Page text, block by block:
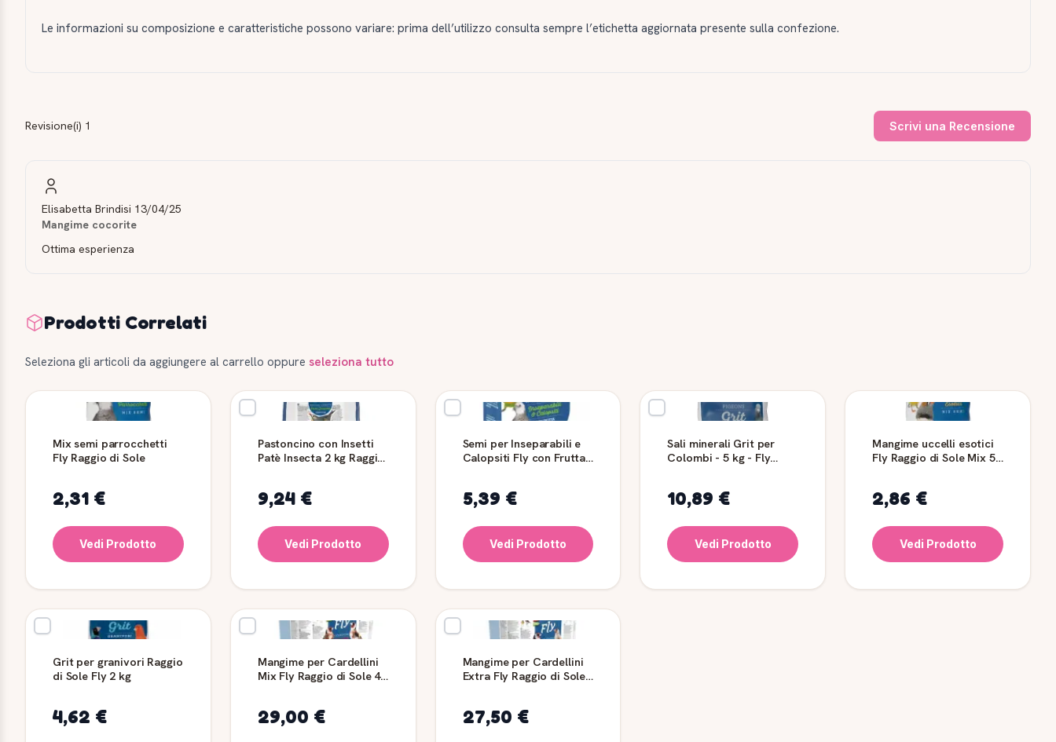
Le informazioni su composizione e caratteristiche possono variare: prima dell’utilizzo consulta sempre l’etichetta aggiornata presente sulla confezione.
Revisione(i) 1 Scrivi una Recensione
Elisabetta Brindisi 13/04/25
Mangime cocorite
Ottima esperienza
Prodotti Correlati
Seleziona gli articoli da aggiungere al carrello oppure seleziona tutto
Mix semi parrocchetti
Fly Raggio di Sole
2,31 €
Vedi Prodotto
Pastoncino con Insetti
Patè Insecta 2 kg Raggio
9,24 €
Vedi Prodotto
Semi per Inseparabili e
Calopsiti Fly con Frutta
5,39 €
Vedi Prodotto
Sali minerali Grit per
Colombi - 5 kg - Fly
10,89 €
Vedi Prodotto
Mangime uccelli esotici
Fly Raggio di Sole Mix 5
2,86 €
Vedi Prodotto
Grit per granivori Raggio
di Sole Fly 2 kg
4,62 €
Mangime per Cardellini
Mix Fly Raggio di Sole 4
29,00 €
Mangime per Cardellini
Extra Fly Raggio di Sole
27,50 €